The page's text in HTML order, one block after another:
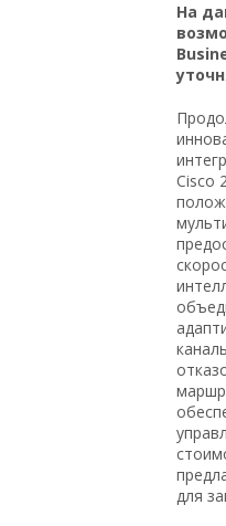
На
Cisco
для